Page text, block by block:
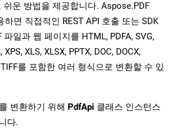
쉬운 방법을 제공합니다. Aspose.PDF
하면 직접적인 REST API 호출 또는 SDK
파일과 웹 페이지를 HTML, PDFA, SVG,
XPS, XLS, XLSX, PPTX, DOC, DOCX,
TIFF를 포함한 여러 형식으로 변환할 수 있
변환하기 위해 PdfApi 클래스 인스턴스
다.